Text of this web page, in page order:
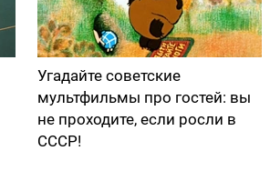
Угадайте советские
мультфильмы про гостей: вы
не проходите, если росли в
СССР!